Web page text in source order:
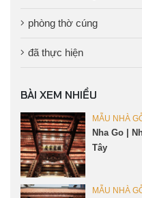
phòng thờ cúng
đã thực hiện
BÀI XEM NHIỀU
MẪU NHÀ
Nha Go |
Tây
MẪU NHÀ